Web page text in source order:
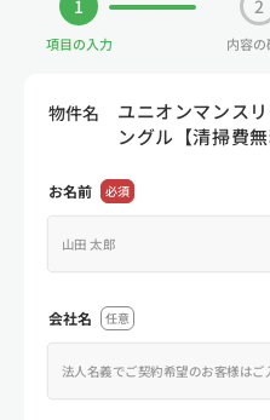
1
項目の入力
2
内容の
物件名
ユニオンマンス
ングル【清掃費無
お名前 必須
会社名 任意